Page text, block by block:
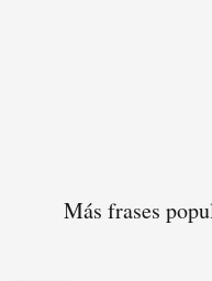
Más frases